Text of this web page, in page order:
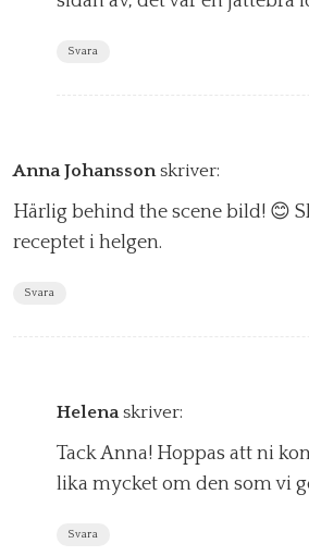
Svara
Anna Johansson skriver:
Härlig behind the scene bild! 😊
receptet i helgen.
Svara
Helena skriver:
Tack Anna! Hoppas att ni
lika mycket om den som vi
Svara